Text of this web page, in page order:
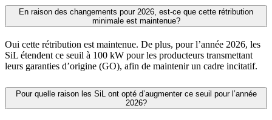
En raison des changements pour 2026, est-ce que cette rétribution
minimale est maintenue?
Oui cette rétribution est maintenue. De plus, pour l’année 2026, les
SiL étendent ce seuil à 100 kW pour les producteurs transmettant
leurs garanties d’origine (GO), afin de maintenir un cadre incitatif.
Pour quelle raison les SiL ont opté d’augmenter ce seuil pour l’année
2026?